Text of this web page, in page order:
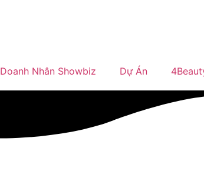
Doanh Nhân Showbiz Dự Án